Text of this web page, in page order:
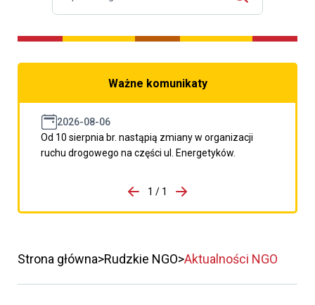
Ważne komunikaty
2026-08-06
Od 10 sierpnia br. nastąpią zmiany w organizacji
ruchu drogowego na części ul. Energetyków.
porzpedniego komunikatu
1 / 1
Przejdź do następnego
Strona główna Rudzkie NGO Aktualności NGO